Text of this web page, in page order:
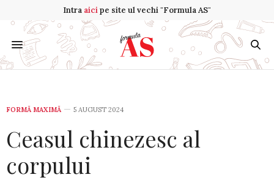
Intra aicipe site ul vechi "Formula AS"
FORMĂ MAXIMĂ 5 AUGUST 2024
Ceasul chinezesc al
corpului